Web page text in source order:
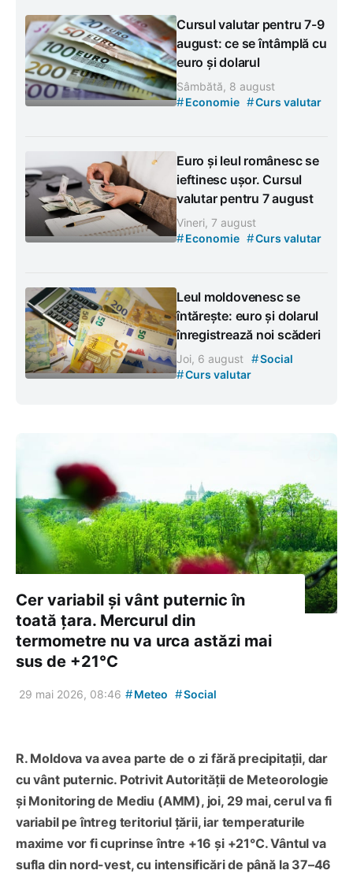
Cursul valutar pentru 7-9
august: ce se întâmplă cu
euro și dolarul
Sâmbătă, 8 august
#Economie #Curs valutar
Euro și leul românesc se
ieftinesc ușor. Cursul
valutar pentru 7 august
Vineri, 7 august
#Economie #Curs valutar
Leul moldovenesc se
întărește: euro și dolarul
înregistrează noi scăderi
Joi, 6 august #Social
#Curs valutar
Cer variabil și vânt puternic în
toată țara. Mercurul din
termometre nu va urca astăzi mai
sus de +21°C
29 mai 2026, 08:46 #Meteo #Social
R. Moldova va avea parte de o zi fără precipitații, dar
cu vânt puternic. Potrivit Autorității de Meteorologie
și Monitoring de Mediu (AMM), joi, 29 mai, cerul va fi
variabil pe întreg teritoriul țării, iar temperaturile
maxime vor fi cuprinse între +16 și +21°C. Vântul va
sufla din nord-vest, cu intensificări de până la 37–46